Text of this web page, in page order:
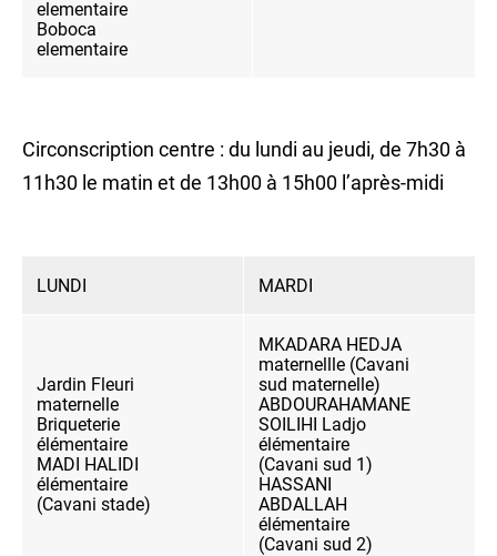
elementaire
Boboca
elementaire
Circonscription centre : du lundi au jeudi, de 7h30 à
11h30 le matin et de 13h00 à 15h00 l’après-midi
LUNDI MARDI
Jardin Fleuri
maternelle
Briqueterie
élémentaire
MADI HALIDI
élémentaire
(Cavani stade)
MKADARA HEDJA
maternellle (Cavani
sud maternelle)
ABDOURAHAMANE
SOILIHI Ladjo
élémentaire
(Cavani sud 1)
HASSANI
ABDALLAH
élémentaire
(Cavani sud 2)